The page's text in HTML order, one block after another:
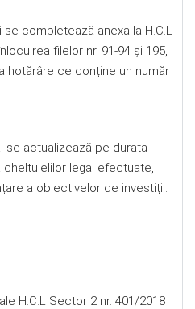
completează anexa la H.C.L
filelor nr. 91-94 și 195,
hotărâre ce conține un număr
pe durata
legal efectuate,
a obiectivelor de investiții.
H.C.L Sector 2 nr. 401/2018